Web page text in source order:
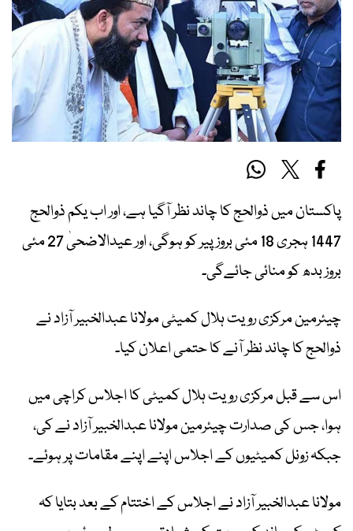
پاکستان میں ذوالحج کا چاند نظر آگیا ہے، اور اب یکم ذوالحج
1447 ہجری 18 مئی بروز پیر کو ہوگی، اور عیدالاضحیٰ 27 مئی
بروز بدھ کو منائی جائےگی۔
چیئرمین مرکزی رویت ہلال کمیٹی مولانا عبدالخبیر آزاد نے
ذوالحج کا چاند نظر آنے کا حتمی اعلان کیا۔
اس سے قبل مرکزی رویت ہلال کمیٹی کا اجلاس کراچی میں
ہوا، جس کی صدارت چیئرمین مولانا عبدالخبیر آزاد نے کی،
جبکہ زونل کمیٹیوں کے اجلاس اپنے اپنے مقامات پر ہوئے۔
مولانا عبدالخبیر آزاد نے اجلاس کے اختتام کے بعد بتایا کہ